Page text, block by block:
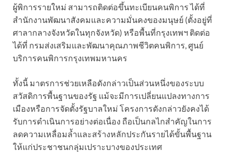
ผู้พิการรายใหม่ สามารถติดต่อขึ้นทะเบียนคนพิการ ได้ที่
สำนักงานพัฒนาสังคมและความมั่นคงของมนุษย์ (ตั้งอยู่ที่
ศาลากลางจังหวัดในทุกจังหวัด) หรือพื้นที่กรุงเทพฯ ติดต่อ
ได้ที่ กรมส่งเสริมและพัฒนาคุณภาพชีวิตคนพิการ, ศูนย์
บริการคนพิการกรุงเทพมหานคร
ทั้งนี้ มาตรการช่วยเหลือดังกล่าวเป็นส่วนหนึ่งของระบบ
สวัสดิการพื้นฐานของรัฐ แม้จะมีการเปลี่ยนแปลงทางการ
เมืองหรือการจัดตั้งรัฐบาลใหม่ โครงการดังกล่าวยังคงได้
รับการดำเนินการอย่างต่อเนื่อง ถือเป็นกลไกสำคัญในการ
ลดความเหลื่อมล้ำและสร้างหลักประกันรายได้ขั้นพื้นฐาน
ให้แก่ประชาชนกลุ่มเปราะบางของประเทศ